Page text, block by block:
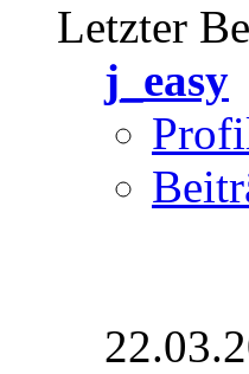
Letzter
j_easy